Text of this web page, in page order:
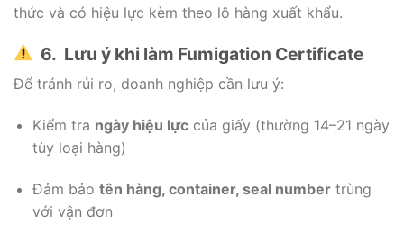
thức và có hiệu lực kèm theo lô hàng xuất khẩu.
6. Lưu ý khi làm Fumigation Certificate
Để tránh rủi ro, doanh nghiệp cần lưu ý:
Kiểm tra ngày hiệu lựccủa giấy (thường 14–21 ngày
tùy loại hàng)
Đảm bảo tên hàng, container, seal numbertrùng
với vận đơn